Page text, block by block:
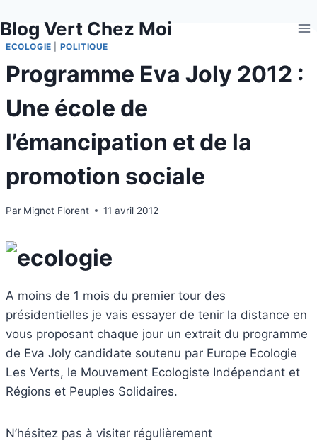
au
contenu
Blog Vert Chez Moi
ECOLOGIE POLITIQUE
Programme Eva Joly 2012 :
Une école de
l’émancipation et de la
promotion sociale
Par Mignot Florent 11 avril 2012
A moins de 1 mois du premier tour des
présidentielles je vais essayer de tenir la distance en
vous proposant chaque jour un extrait du programme
de Eva Joly candidate soutenu par Europe Ecologie
Les Verts, le Mouvement Ecologiste Indépendant et
Régions et Peuples Solidaires.
N’hésitez pas à visiter régulièrement